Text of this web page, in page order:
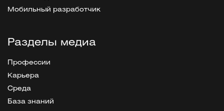
Мобильный разработчик
Разделы медиа
Профессии
Карьера
Среда
База знаний